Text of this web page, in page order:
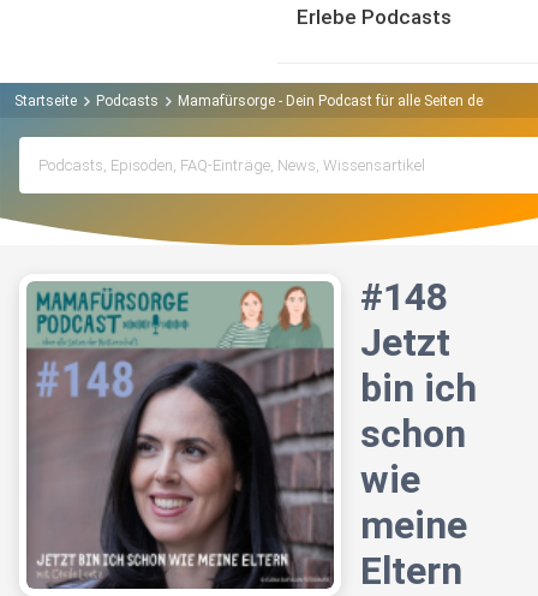
Erlebe Podcasts
Startseite Podcasts Mamafürsorge - Dein Podcast für alle Seiten der
#148
Jetzt
bin ich
schon
wie
meine
Eltern